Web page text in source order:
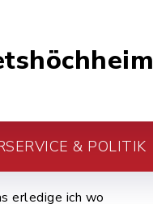
& POLITIK
erledige ich wo